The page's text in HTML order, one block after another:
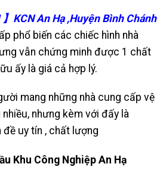
】KCN An Hạ ,Huyện Bình Chánh
phổ biến các chiếc hình nhà
vẫn chứng minh được 1 chất
ấy là giá cả hợp lý.
mang những nhà cung cấp vệ
nhưng kèm với đấy là
đề uy tín , chất lượng
Khu Công Nghiệp An Hạ